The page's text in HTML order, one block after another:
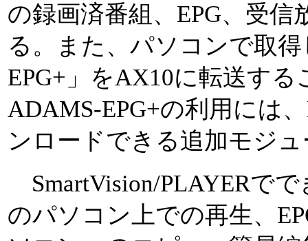
の録画済番組、EPG、受
る。また、パソコンで取
EPG+」をAX10に転送す
ADAMS-EPG+の利用には
ンロードできる追加モジ
SmartVision/PLAYERで
のパソコン上での再生、